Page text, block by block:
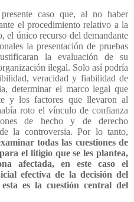
caso que, al no haber
el procedimiento relativo a la
el único recurso del demandante
la presentación de pruebas
la evaluación de su
ilegal. Solo así podría
veracidad y fiabilidad de
determinar el marco legal que
y los factores que llevaron al
roto el vínculo de confianza
de hecho y de derecho
la controversia. Por lo tanto,
todas las cuestiones de
el litigio que se les plantea,
afectada, en este caso el
efectiva de la decisión del
es la cuestión central del